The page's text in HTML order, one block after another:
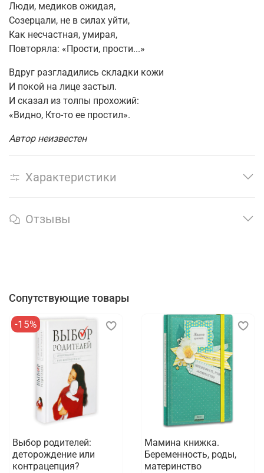
Люди, медиков ожидая,
Созерцали, не в силах уйти,
Как несчастная, умирая,
Повторяла: «Прости, прости...»
Вдруг разгладились складки кожи
И покой на лице застыл.
И сказал из толпы прохожий:
«Видно, Кто-то ее простил».
Автор неизвестен
Характеристики
Отзывы
Сопутствующие товары
-15%
Выбор родителей:
деторождение или
контрацепция?
Мамина книжка.
Беременность, роды,
материнство